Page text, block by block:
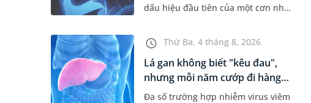
dấu hiệu đầu tiên của một cơn nhồi
hề hay biết. Tại BVĐK MEDLATEC,
chiến lược chẩn đoán chính...
Thứ Ba, 4 tháng 8, 2026
Lá gan không biết "kêu đau",
nhưng mỗi năm cướp đi hàng
t...
Đa số trường hợp nhiễm virus viêm